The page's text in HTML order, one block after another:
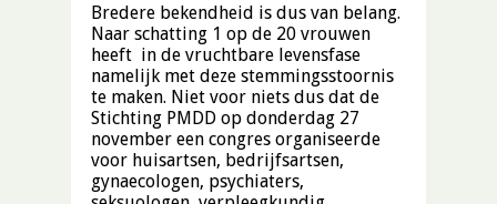
Bredere bekendheid is dus van belang.
Naar schatting 1 op de 20 vrouwen
heeft in de vruchtbare levensfase
namelijk met deze stemmingsstoornis
te maken. Niet voor niets dus dat de
Stichting PMDD op donderdag 27
november een congres organiseerde
voor huisartsen, bedrijfsartsen,
gynaecologen, psychiaters,